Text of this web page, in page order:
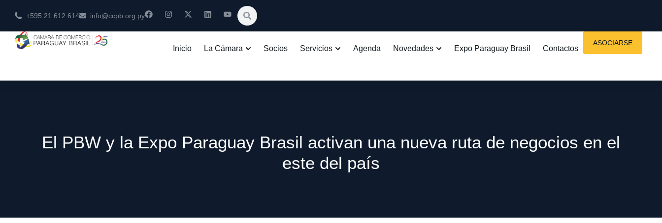
+595 21 612 614 info@ccpb.org.py
Inicio La Cámara Socios Servicios Agenda Novedades Expo Paraguay Brasil Contactos
ASOCIARSE
El PBW y la Expo Paraguay Brasil activan una nueva ruta de negocios en el
este del país